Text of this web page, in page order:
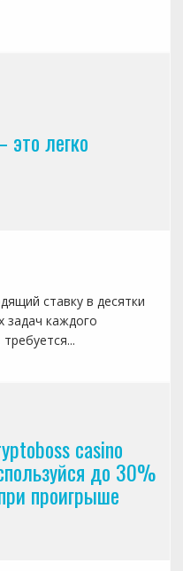
легко
ставку в десятки
задач каждого
casino
до 30%
проигрыше